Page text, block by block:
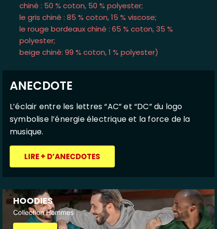
chiné : 50 % coton, 50 % polyester;
le gris chiné : 85 % coton, 15 % viscose;
le rouge bordeaux chiné : 65 % coton, 35 %
polyester;
beige chiné: 99 % coton, 1 % polyester)
ANECDOTE
L’éclair entre les lettres “AC” et “DC” du logo
symbolise l’énergie électrique et la force de la
musique.
LIRE + D’ANECDOTES
HOODIES
Collection Hommes